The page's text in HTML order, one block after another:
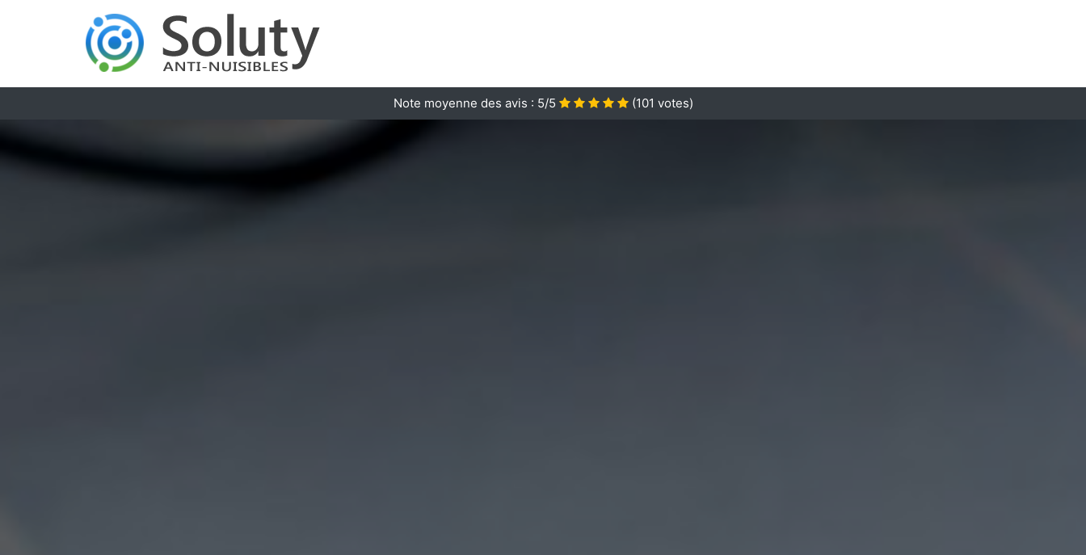
Note moyenne des avis : 5/5 (101 votes)